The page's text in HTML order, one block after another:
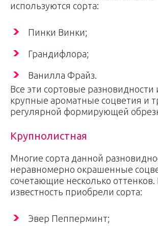
используются сорта:
Пинки Винки;
Грандифлора;
Ванилла Фрайз.
Все эти сортовые
крупные ароматные соцветия и
регулярной формирующей
Крупнолистная
Многие сорта данной
неравномерно окрашенные
сочетающие несколько
известность приобрели сорта:
Эвер Пепперминт;